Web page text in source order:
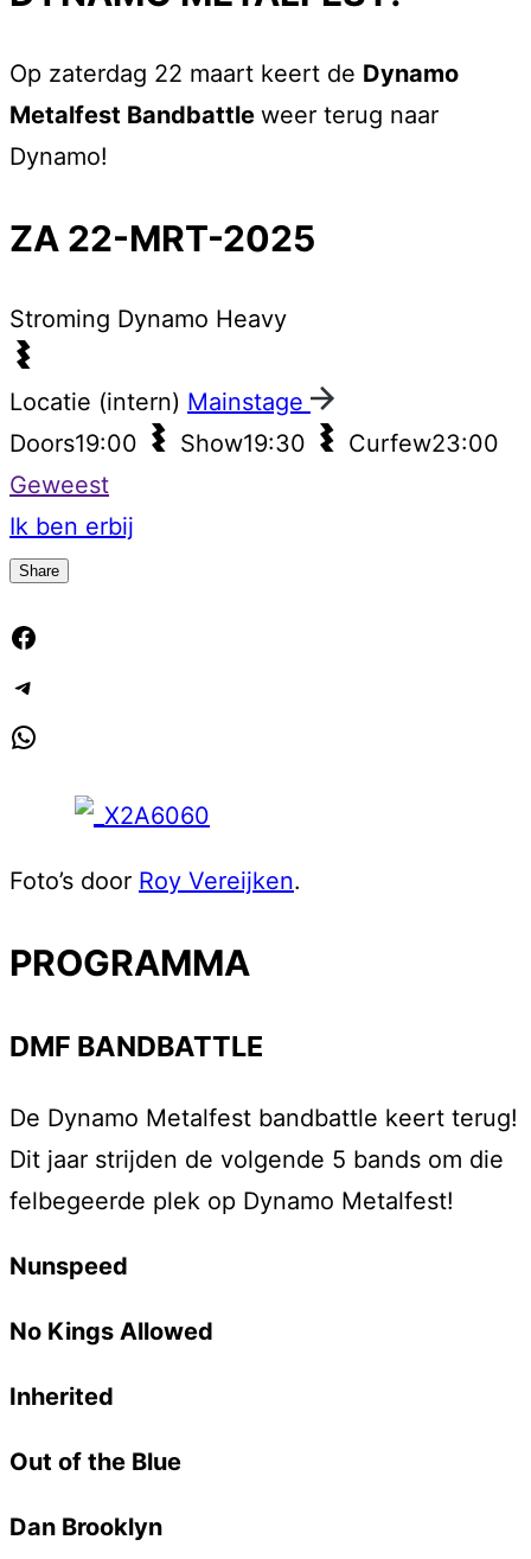
Op zaterdag 22 maart keert de Dynamo
Metalfest Bandbattle weer terug naar
Dynamo!
ZA 22-MRT-2025
Stroming Dynamo Heavy
Locatie (intern) Mainstage
Doors19:00 Show19:30 Curfew23:00
Geweest
Ik ben erbij
Share
Foto’s door Roy Vereijken.
PROGRAMMA
DMF BANDBATTLE
De Dynamo Metalfest bandbattle keert terug!
Dit jaar strijden de volgende 5 bands om die
felbegeerde plek op Dynamo Metalfest!
Nunspeed
No Kings Allowed
Inherited
Out of the Blue
Dan Brooklyn